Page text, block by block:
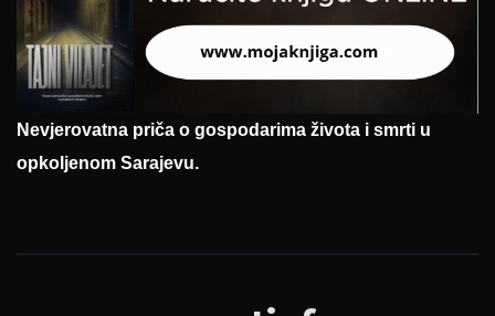
Nevjerovatna priča o gospodarima života i smrti u
opkoljenom Sarajevu.